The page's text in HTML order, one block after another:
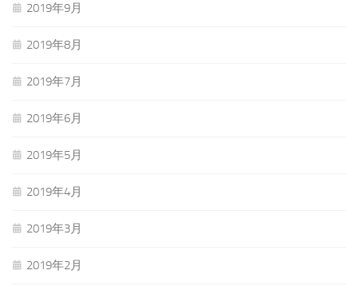
2019年9月
2019年8月
2019年7月
2019年6月
2019年5月
2019年4月
2019年3月
2019年2月